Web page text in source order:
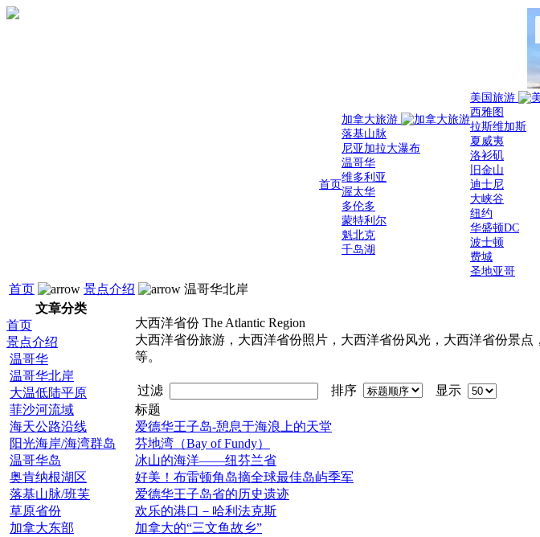
首页
加拿大旅游
落基山脉
尼亚加拉大瀑布
温哥华
维多利亚
渥太华
多伦多
蒙特利尔
魁北克
千岛湖
美国旅游
西雅图
拉斯维加斯
夏威夷
洛衫矶
旧金山
迪士尼
大峡谷
纽约
华盛顿DC
波士顿
费城
圣地亚哥
首页 景点介绍 温哥华北岸
文章分类
首页
景点介绍
温哥华
温哥华北岸
大温低陆平原
菲沙河流域
海天公路沿线
阳光海岸/海湾群岛
温哥华岛
奥肯纳根湖区
落基山脉/班芙
草原省份
加拿大东部
大西洋省份 The Atlantic Region
大西洋省份旅游，大西洋省份照片，大西洋省份风光，大西洋省份景点
等。
过滤 排序
显示
标题
爱德华王子岛-憩息于海浪上的天堂
芬地湾（Bay of Fundy）
冰山的海洋——纽芬兰省
好美！布雷顿角岛摘全球最佳岛屿季军
爱德华王子岛省的历史遗迹
欢乐的港口－哈利法克斯
加拿大的“三文鱼故乡”